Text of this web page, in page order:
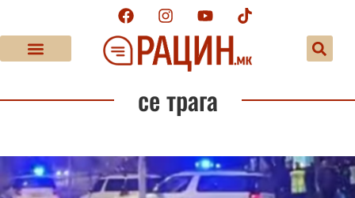
се трага